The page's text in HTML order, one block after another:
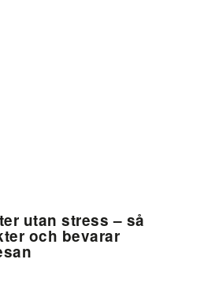
utan stress – så
och bevarar